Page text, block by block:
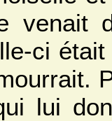
venait
ci
lui